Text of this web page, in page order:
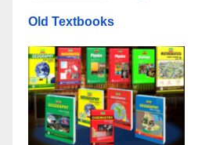
Old Textbooks